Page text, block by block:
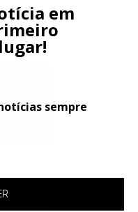
em
lugar!
sempre